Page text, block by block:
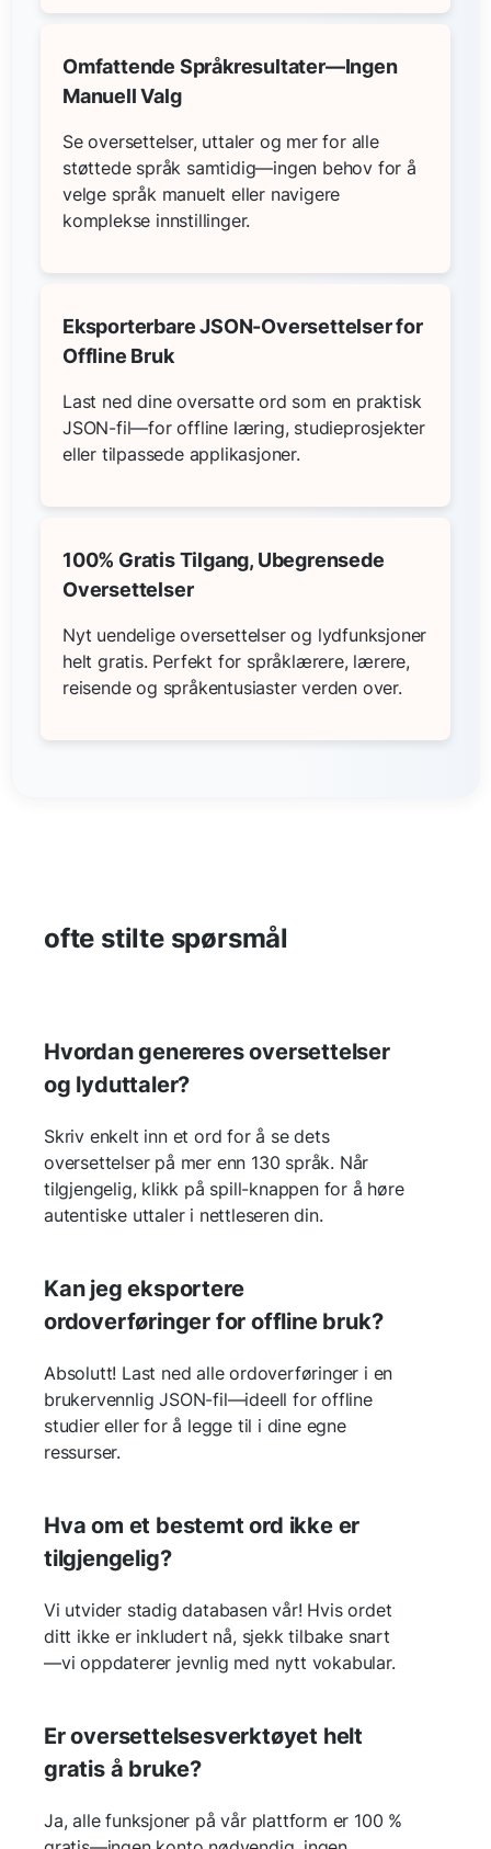
Omfattende Språkresultater—Ingen
Manuell Valg
Se oversettelser, uttaler og mer for alle
støttede språk samtidig—ingen behov for å
velge språk manuelt eller navigere
komplekse innstillinger.
Eksporterbare JSON-Oversettelser for
Offline Bruk
Last ned dine oversatte ord som en praktisk
JSON-fil—for offline læring, studieprosjekter
eller tilpassede applikasjoner.
100% Gratis Tilgang, Ubegrensede
Oversettelser
Nyt uendelige oversettelser og lydfunksjoner
helt gratis. Perfekt for språklærere, lærere,
reisende og språkentusiaster verden over.
ofte stilte spørsmål
Hvordan genereres oversettelser
og lyduttaler?
Skriv enkelt inn et ord for å se dets
oversettelser på mer enn 130 språk. Når
tilgjengelig, klikk på spill-knappen for å høre
autentiske uttaler i nettleseren din.
Kan jeg eksportere
ordoverføringer for offline bruk?
Absolutt! Last ned alle ordoverføringer i en
brukervennlig JSON-fil—ideell for offline
studier eller for å legge til i dine egne
ressurser.
Hva om et bestemt ord ikke er
tilgjengelig?
Vi utvider stadig databasen vår! Hvis ordet
ditt ikke er inkludert nå, sjekk tilbake snart
—vi oppdaterer jevnlig med nytt vokabular.
Er oversettelsesverktøyet helt
gratis å bruke?
Ja, alle funksjoner på vår plattform er 100 %